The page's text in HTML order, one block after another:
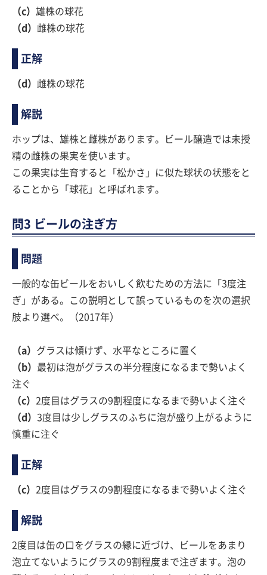
（c） 雄株の球花
（d） 雌株の球花
正解
（d） 雌株の球花
解説
ホップは、雄株と雌株があります。ビール醸造では未授
精の雌株の果実を使います。
この果実は生育すると「松かさ」に似た球状の状態をと
ることから「球花」と呼ばれます。
問3 ビールの注ぎ方
問題
一般的な缶ビールをおいしく飲むための方法に「3度注
ぎ」がある。この説明として誤っているものを次の選択
肢より選べ。（2017年）
（a） グラスは傾けず、水平なところに置く
（b） 最初は泡がグラスの半分程度になるまで勢いよく
注ぐ
（c） 2度目はグラスの9割程度になるまで勢いよく注ぐ
（d） 3度目は少しグラスのふちに泡が盛り上がるように
慎重に注ぐ
正解
（c） 2度目はグラスの9割程度になるまで勢いよく注ぐ
解説
2度目は缶の口をグラスの縁に近づけ、ビールをあまり
泡立てないようにグラスの9割程度まで注ぎます。泡の